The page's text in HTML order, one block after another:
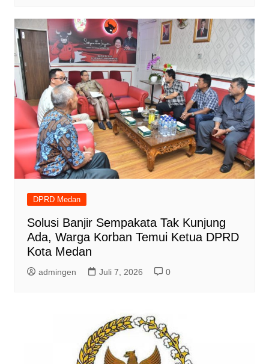
DPRD Medan
Solusi Banjir Sempakata Tak Kunjung
Ada, Warga Korban Temui Ketua DPRD
Kota Medan
admingen Juli 7, 2026 0